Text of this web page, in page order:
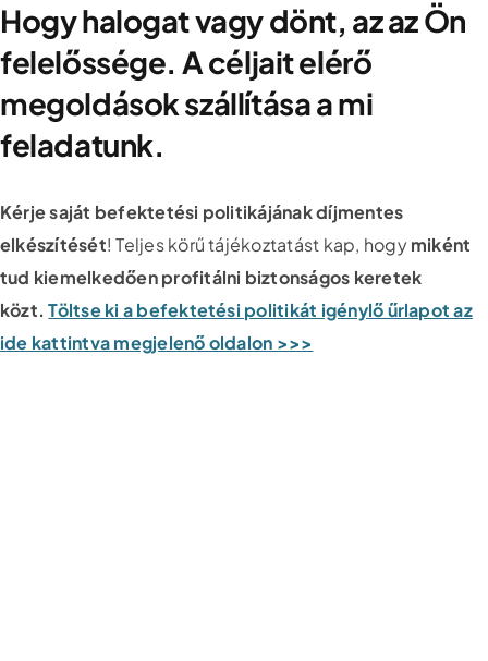
Hogy halogat vagy dönt, az az Ön
felelőssége. A céljait elérő
megoldások szállítása a mi
feladatunk.
Kérje saját befektetési politikájának díjmentes
elkészítését! Teljes körű tájékoztatást kap, hogymiként
tud kiemelkedően profitálni biztonságos keretek
közt. Töltse ki a befektetési politikát igénylő űrlapot az
ide kattintva megjelenő oldalon >>>